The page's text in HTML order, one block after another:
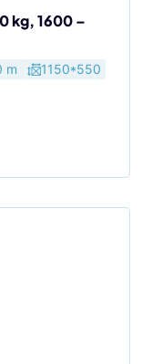
kg, 1600 –
m 1150*550